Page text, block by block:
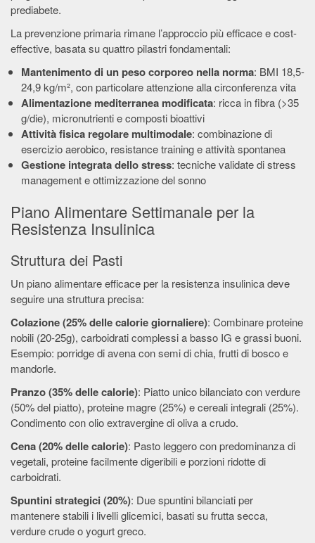
prediabete.
La prevenzione primaria rimane l’approccio più efficace e cost-
effective, basata su quattro pilastri fondamentali:
Mantenimento di un peso corporeo nella norma: BMI 18,5-
24,9 kg/m², con particolare attenzione alla circonferenza vita
Alimentazione mediterranea modificata: ricca in fibra (>35
g/die), micronutrienti e composti bioattivi
Attività fisica regolare multimodale: combinazione di
esercizio aerobico, resistance training e attività spontanea
Gestione integrata dello stress: tecniche validate di stress
management e ottimizzazione del sonno
Piano Alimentare Settimanale per la
Resistenza Insulinica
Struttura dei Pasti
Un piano alimentare efficace per la resistenza insulinica deve
seguire una struttura precisa:
Colazione (25% delle calorie giornaliere): Combinare proteine
nobili (20-25g), carboidrati complessi a basso IG e grassi buoni.
Esempio: porridge di avena con semi di chia, frutti di bosco e
mandorle.
Pranzo (35% delle calorie): Piatto unico bilanciato con verdure
(50% del piatto), proteine magre (25%) e cereali integrali (25%).
Condimento con olio extravergine di oliva a crudo.
Cena (20% delle calorie): Pasto leggero con predominanza di
vegetali, proteine facilmente digeribili e porzioni ridotte di
carboidrati.
Spuntini strategici (20%): Due spuntini bilanciati per
mantenere stabili i livelli glicemici, basati su frutta secca,
verdure crude o yogurt greco.